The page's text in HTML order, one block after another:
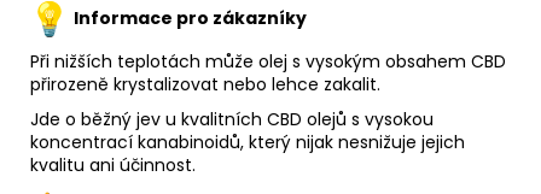
Informace pro zákazníky
Při nižších teplotách může olej s vysokým obsahem CBD
přirozeně krystalizovat nebo lehce zakalit.
Jde o běžný jev u kvalitních CBD olejů s vysokou
koncentrací kanabinoidů, který nijak nesnižuje jejich
kvalitu ani účinnost.